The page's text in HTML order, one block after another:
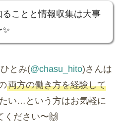
ることと情報収集は大事
とみ(@chasu_hito)さんは
両方の働き方を経験して
い…という方はお気軽に
ください〜🙌